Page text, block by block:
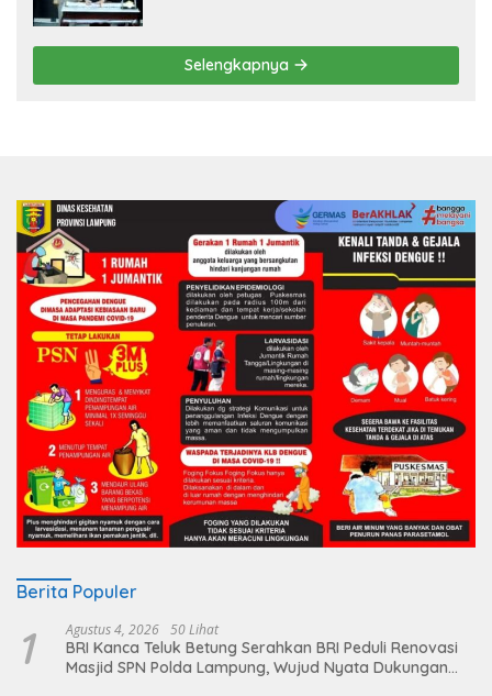
Selengkapnya
Berita Populer
1 Agustus 4, 2026 50 Lihat
BRI Kanca Teluk Betung Serahkan BRI Peduli Renovasi
Masjid SPN Polda Lampung, Wujud Nyata Dukungan